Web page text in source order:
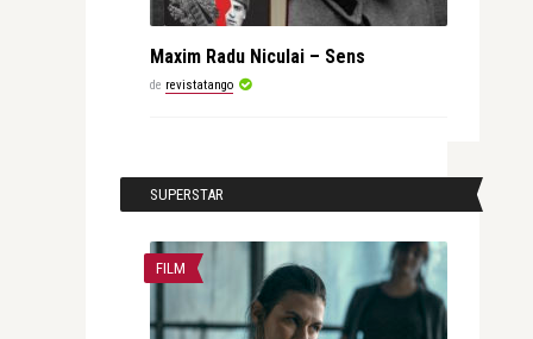
Maxim Radu Niculai – Sens
de revistatango
SUPERSTAR
FILM